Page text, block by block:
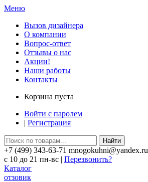
Меню
Вызов дизайнера
О компании
Вопрос-ответ
Отзывы о нас
Акции!
Наши работы
Контакты
Корзина пуста
Войти с паролем
| Регистрация
Найти
+7 (499) 343-63-71 mnogokuhni@yandex.ru
c 10 до 21 пн-вс | Перезвонить?
Каталог
отзовик